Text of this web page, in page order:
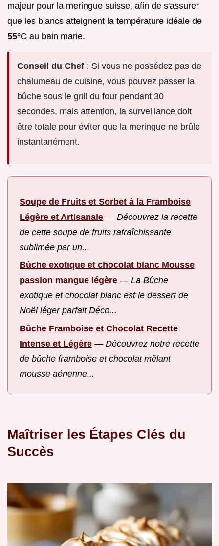
majeur pour la meringue suisse, afin de s'assurer
que les blancs atteignent la température idéale de
55°C au bain marie.
Conseil du Chef : Si vous ne possédez pas de
chalumeau de cuisine, vous pouvez passer la
bûche sous le grill du four pendant 30
secondes, mais attention, la surveillance doit
être totale pour éviter que la meringue ne brûle
instantanément.
Soupe de Fruits et Sorbet à la Framboise
Légère et Artisanale — Découvrez la recette
de cette soupe de fruits rafraîchissante
sublimée par un...
Bûche exotique et chocolat blanc Mousse
passion mangue légère — La Bûche
exotique et chocolat blanc est le dessert de
Noël léger parfait Déco...
Bûche Framboise et Chocolat Recette
Intense et Légère — Découvrez notre recette
de bûche framboise et chocolat mêlant
mousse aérienne...
Maîtriser les Étapes Clés du
Succès